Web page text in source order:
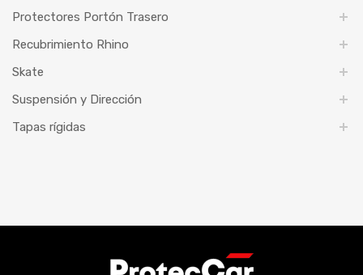
Protectores Portón Trasero
Recubrimiento Rhino
Skate
Suspensión y Dirección
Tapas rígidas